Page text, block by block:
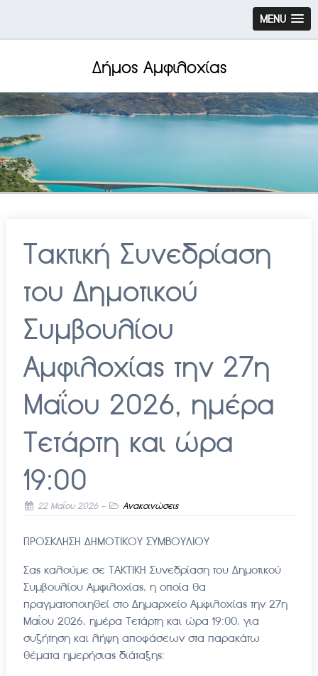
MENU
Δήμος Αμφιλοχίας
Τακτική Συνεδρίαση
του Δημοτικού
Συμβουλίου
Αμφιλοχίας την 27η
Μαΐου 2026, ημέρα
Τετάρτη και ώρα
19:00
22 Μαΐου 2026- Ανακοινώσεις
ΠΡΟΣΚΛΗΣΗ ΔΗΜΟΤΙΚΟΥ ΣΥΜΒΟΥΛΙΟΥ
Σας καλούμε σε ΤΑΚΤΙΚΗ Συνεδρίαση του Δημοτικού
Συμβουλίου Αμφιλοχίας, η οποία θα
πραγματοποιηθεί στο Δημαρχείο Αμφιλοχίας την 27η
Μαΐου 2026, ημέρα Τετάρτη και ώρα 19:00, για
συζήτηση και λήψη αποφάσεων στα παρακάτω
θέματα ημερήσιας διάταξης: